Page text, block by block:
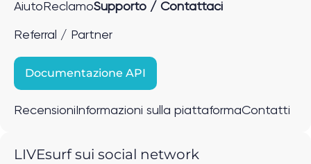
Aiuto ReclamoSupporto / Contattaci
Referral / Partner
Documentazione API
Recensioni Informazioni sulla piattaformaContatti
LIVEsurf sui social network